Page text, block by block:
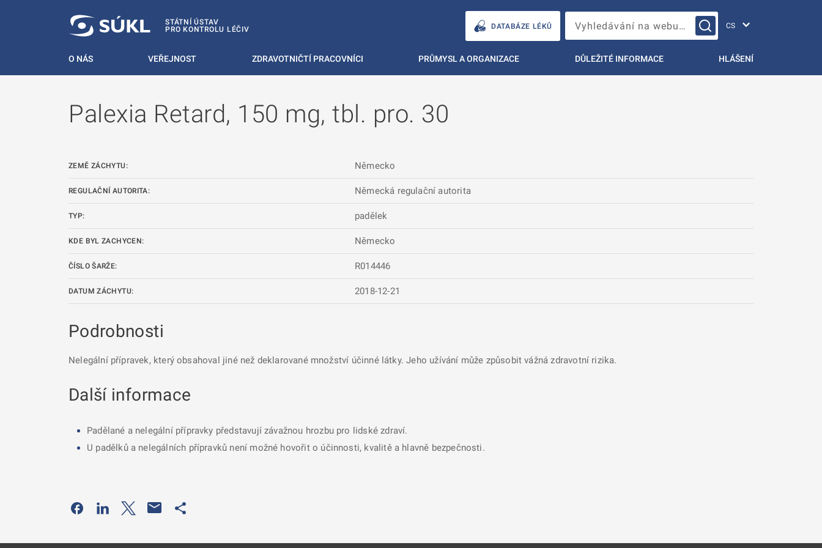
STÁTNÍ ÚSTAV
PRO KONTROLU LÉČIV
DATABÁZE LÉKŮ Vyhledávání na webu…
O NÁS VEŘEJNOST ZDRAVOTNIČTÍ PRACOVNÍCI PRŮMYSL A ORGANIZACE DŮLEŽITÉ INFORMACE HLÁŠENÍ
Palexia Retard, 150 mg, tbl. pro. 30
ZEMĚ ZÁCHYTU: Německo
REGULAČNÍ AUTORITA: Německá regulační autorita
TYP: padělek
KDE BYL ZACHYCEN: Německo
ČÍSLO ŠARŽE: R014446
DATUM ZÁCHYTU: 2018-12-21
Podrobnosti
Nelegální přípravek, který obsahoval jiné než deklarované množství účinné látky. Jeho užívání může způsobit vážná zdravotní rizika.
Další informace
Padělané a nelegální přípravky představují závažnou hrozbu pro lidské zdraví.
U padělků a nelegálních přípravků není možné hovořit o účinnosti, kvalitě a hlavně bezpečnosti.
Odkaz se otevře na nové kartě
Odkaz se otevře na nové kartě
Odkaz se otevře na nové kartě